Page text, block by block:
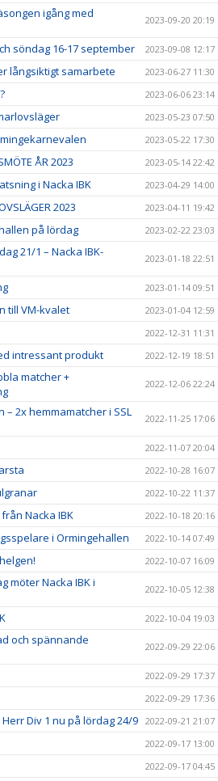
igång med
2023-09-20 20:19
söndag 16-17 september 2023-09-08 12:17
långsiktigt samarbete 2023-06-27 11:30
2023-06-06 23:14
2023-05-23 07:50
2023-05-22 17:30
ÅR 2023 2023-05-14 22:42
i Nacka IBK 2023-04-29 14:00
2023 2023-04-11 19:42
på lördag 2023-02-22 23:03
21/1 – Nacka IBK-
2023-01-18 22:51
2023-01-14 09:51
till VM-kvalet 2023-01-04 12:59
2022-12-31 11:31
intressant produkt 2022-12-19 18:51
matcher +
2022-12-06 22:24
2x hemmamatcher i SSL
2022-11-25 17:06
2022-11-07 20:04
2022-10-28 16:07
2022-10-22 11:37
Nacka IBK 2022-10-18 20:16
i Ormingehallen 2022-10-14 07:49
2022-10-07 16:09
möter Nacka IBK i
2022-10-05 12:38
2022-10-04 19:03
och spännande
2022-09-29 22:06
2022-09-29 17:37
2022-09-29 17:36
Div 1 nu på lördag 24/9 2022-09-21 21:07
2022-09-17 13:00
2022-09-17 04:45